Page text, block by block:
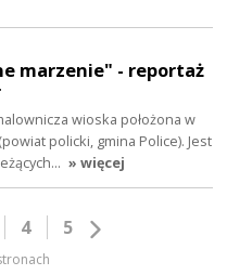
marzenie" - reportaż
wioska położona w
policki, gmina Police). Jest
» więcej
4 5